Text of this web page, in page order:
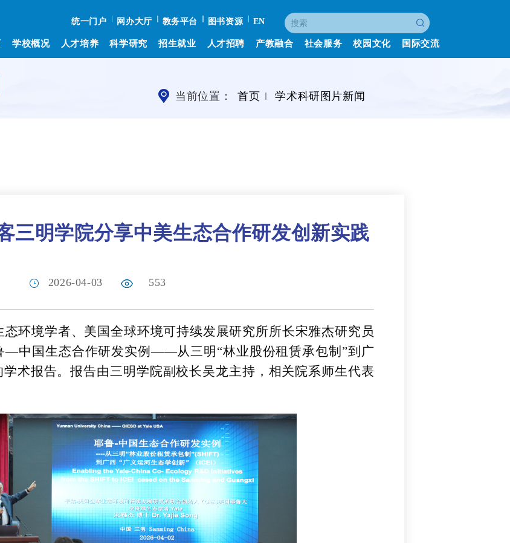
统一门户 网办大厅 教务平台 图书资源 EN
学校概况 人才培养 科学研究 招生就业 人才招聘 产教融合 社会服务 校园文化 国际交流
当前位置： 首页 学术科研图片新闻
三明学院分享中美生态合作研发创新实践
2026-04-03 553
环境学者、美国全球环境可持续发展研究所所长宋雅杰研究员
—中国生态合作研发实例——从三明“林业股份租赁承包制”到广
术报告。报告由三明学院副校长吴龙主持，相关院系师生代表